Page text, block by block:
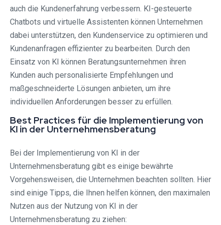
auch die Kundenerfahrung verbessern. KI-gesteuerte
Chatbots und virtuelle Assistenten können Unternehmen
dabei unterstützen, den Kundenservice zu optimieren und
Kundenanfragen effizienter zu bearbeiten. Durch den
Einsatz von KI können Beratungsunternehmen ihren
Kunden auch personalisierte Empfehlungen und
maßgeschneiderte Lösungen anbieten, um ihre
individuellen Anforderungen besser zu erfüllen.
Best Practices für die Implementierung von
KI in der Unternehmensberatung
Bei der Implementierung von KI in der
Unternehmensberatung gibt es einige bewährte
Vorgehensweisen, die Unternehmen beachten sollten. Hier
sind einige Tipps, die Ihnen helfen können, den maximalen
Nutzen aus der Nutzung von KI in der
Unternehmensberatung zu ziehen: